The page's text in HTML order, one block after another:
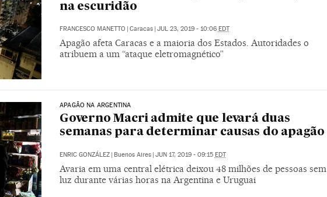
na escuridão
FRANCESCO MANETTO | Caracas | JUL 23, 2019 - 10:06 EDT
Apagão afeta Caracas e a maioria dos Estados. Autoridades o
atribuem a um “ataque eletromagnético”
APAGÃO NA ARGENTINA
Governo Macri admite que levará duas
semanas para determinar causas do apagão
ENRIC GONZÁLEZ Buenos Aires JUN 17, 2019 - 09:15 EDT
Avaria em uma central elétrica deixou 48 milhões de pessoas sem
luz durante várias horas na Argentina e Uruguai